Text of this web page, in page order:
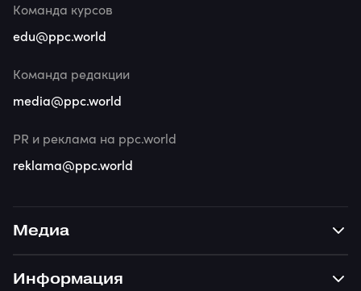
Медиа
Информация
Команда курсов
edu@ppc.world
Команда редакции
media@ppc.world
PR и реклама на ppc.world
reklama@ppc.world